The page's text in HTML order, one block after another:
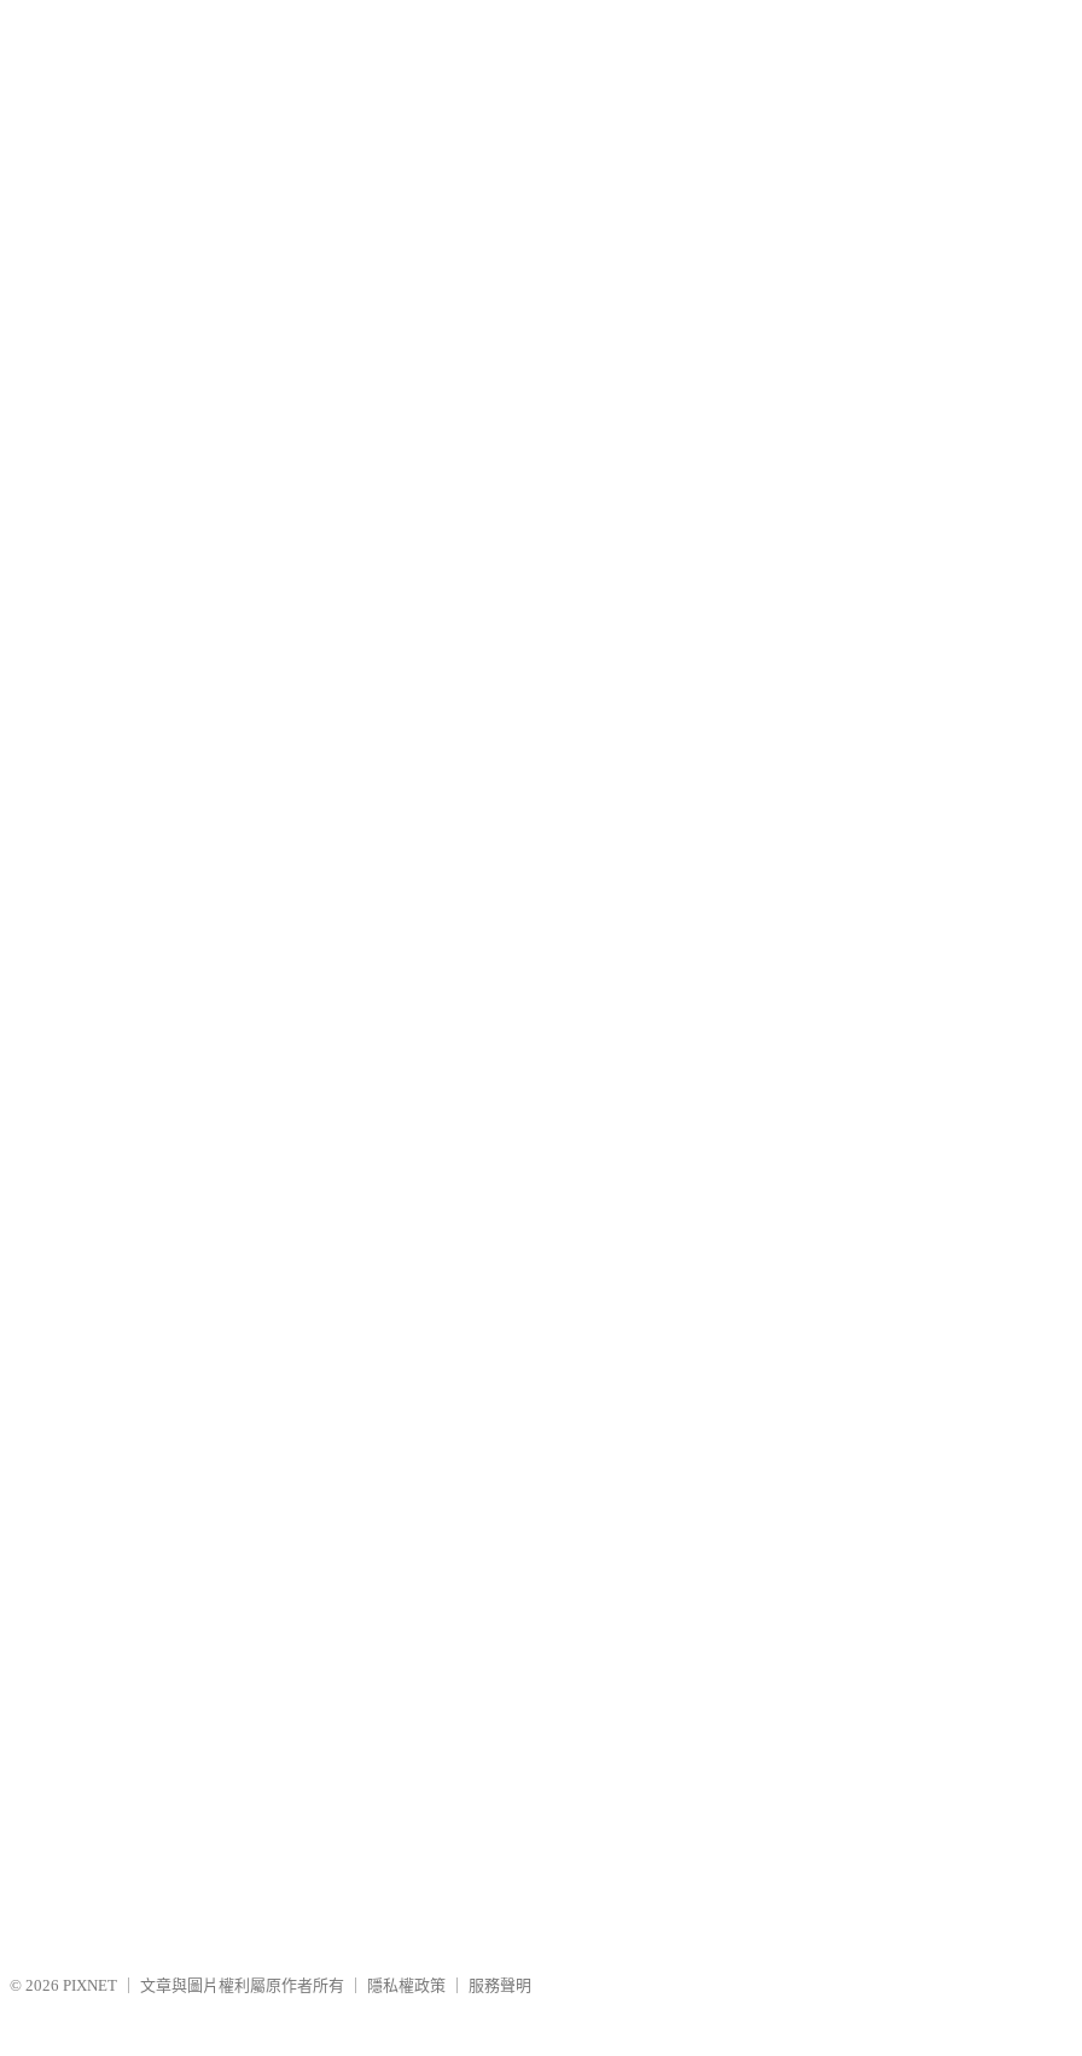
© 2026 PIXNET 文章與圖片權利屬原作者所有 隱私權政策 服務聲明